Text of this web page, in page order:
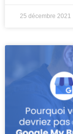
25 décembre 2021